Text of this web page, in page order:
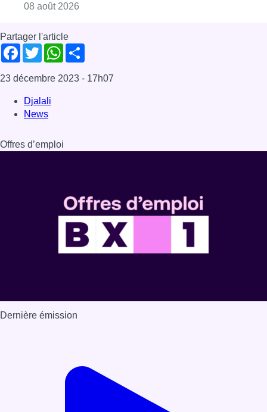
08 août 2026
Partager l'article
Facebook
TwitterWhatsApp
23 décembre 2023 - 17h07
Djalali
News
Offres d’emploi
Dernière émission